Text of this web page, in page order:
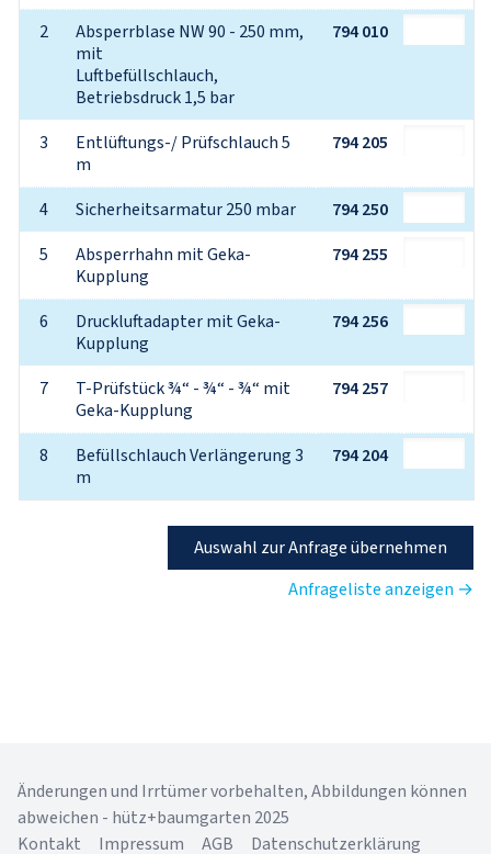
2
Absperrblase NW 90 - 250 mm,
mit
Luftbefüllschlauch,
Betriebsdruck 1,5 bar
794 010
3
Entlüftungs-/ Prüfschlauch 5
m
794 205
4 Sicherheitsarmatur 250 mbar
794 250
5
Absperrhahn mit Geka-
Kupplung
794 255
6
Druckluftadapter mit Geka-
Kupplung
794 256
7
T-Prüfstück ¾“ - ¾“ - ¾“ mit
Geka-Kupplung
794 257
8
Befüllschlauch Verlängerung 3
m
794 204
Auswahl zur Anfrage übernehmen
Anfrageliste anzeigen →
Änderungen und Irrtümer vorbehalten, Abbildungen können
abweichen - hütz+baumgarten 2025
Kontakt
Impressum AGB Datenschutzerklärung